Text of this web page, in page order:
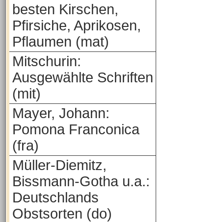
besten Kirschen,
Pfirsiche, Aprikosen,
Pflaumen (mat)
Mitschurin:
Ausgewählte Schriften
(mit)
Mayer, Johann:
Pomona Franconica
(fra)
Müller-Diemitz,
Bissmann-Gotha u.a.:
Deutschlands
Obstsorten (do)